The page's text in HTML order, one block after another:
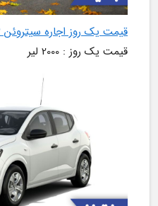
قیمت یک روز اجاره سیتروئن c3 - مدل 2020 در ازمیر
قیمت یک روز : 2000 لیر